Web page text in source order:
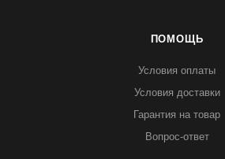
ПОМОЩЬ
Условия оплаты
Условия доставки
Гарантия на товар
Вопрос-ответ